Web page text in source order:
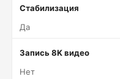
Стабилизация
Да
Запись 8K видео
Нет